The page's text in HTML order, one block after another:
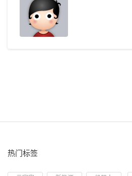
热门标签